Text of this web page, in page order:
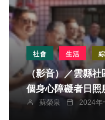
社會 生活
（影音）／雲縣
個身心障礙者日照
蘇榮泉 2024年